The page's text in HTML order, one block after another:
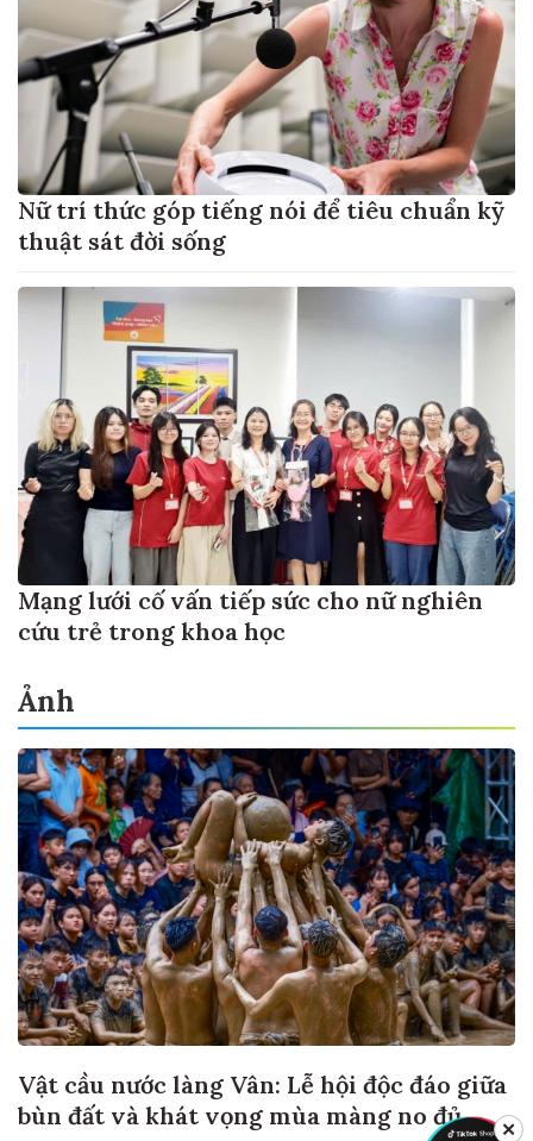
Nữ trí thức góp tiếng nói để tiêu chuẩn kỹ
thuật sát đời sống
Mạng lưới cố vấn tiếp sức cho nữ nghiên
cứu trẻ trong khoa học
Ảnh
Vật cầu nước làng Vân: Lễ hội độc đáo giữa
bùn đất và khát vọng mùa màng no đủ
✕